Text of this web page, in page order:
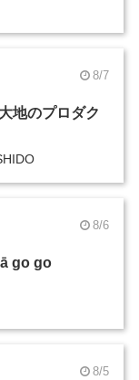
8/7
地のプロダク
8/6
go go
8/5